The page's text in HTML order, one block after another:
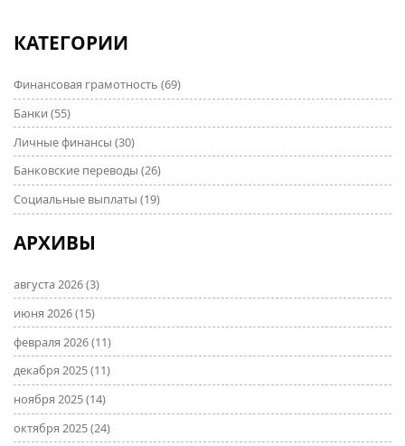
актуальную дату — май 2025 года.
КАТЕГОРИИ
Финансовая грамотность (69)
Банки (55)
Личные финансы (30)
Банковские переводы (26)
Социальные выплаты (19)
АРХИВЫ
августа 2026(3)
июня 2026(15)
февраля 2026(11)
декабря 2025(11)
ноября 2025(14)
октября 2025(24)